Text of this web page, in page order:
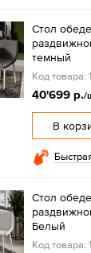
Стол
темный
Код товара:
40'699 р./
В
Стол
Белый
Код товара: